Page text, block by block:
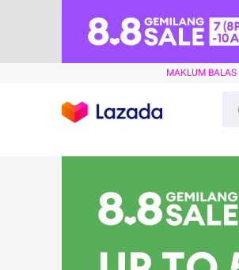
MAKLUM BALAS